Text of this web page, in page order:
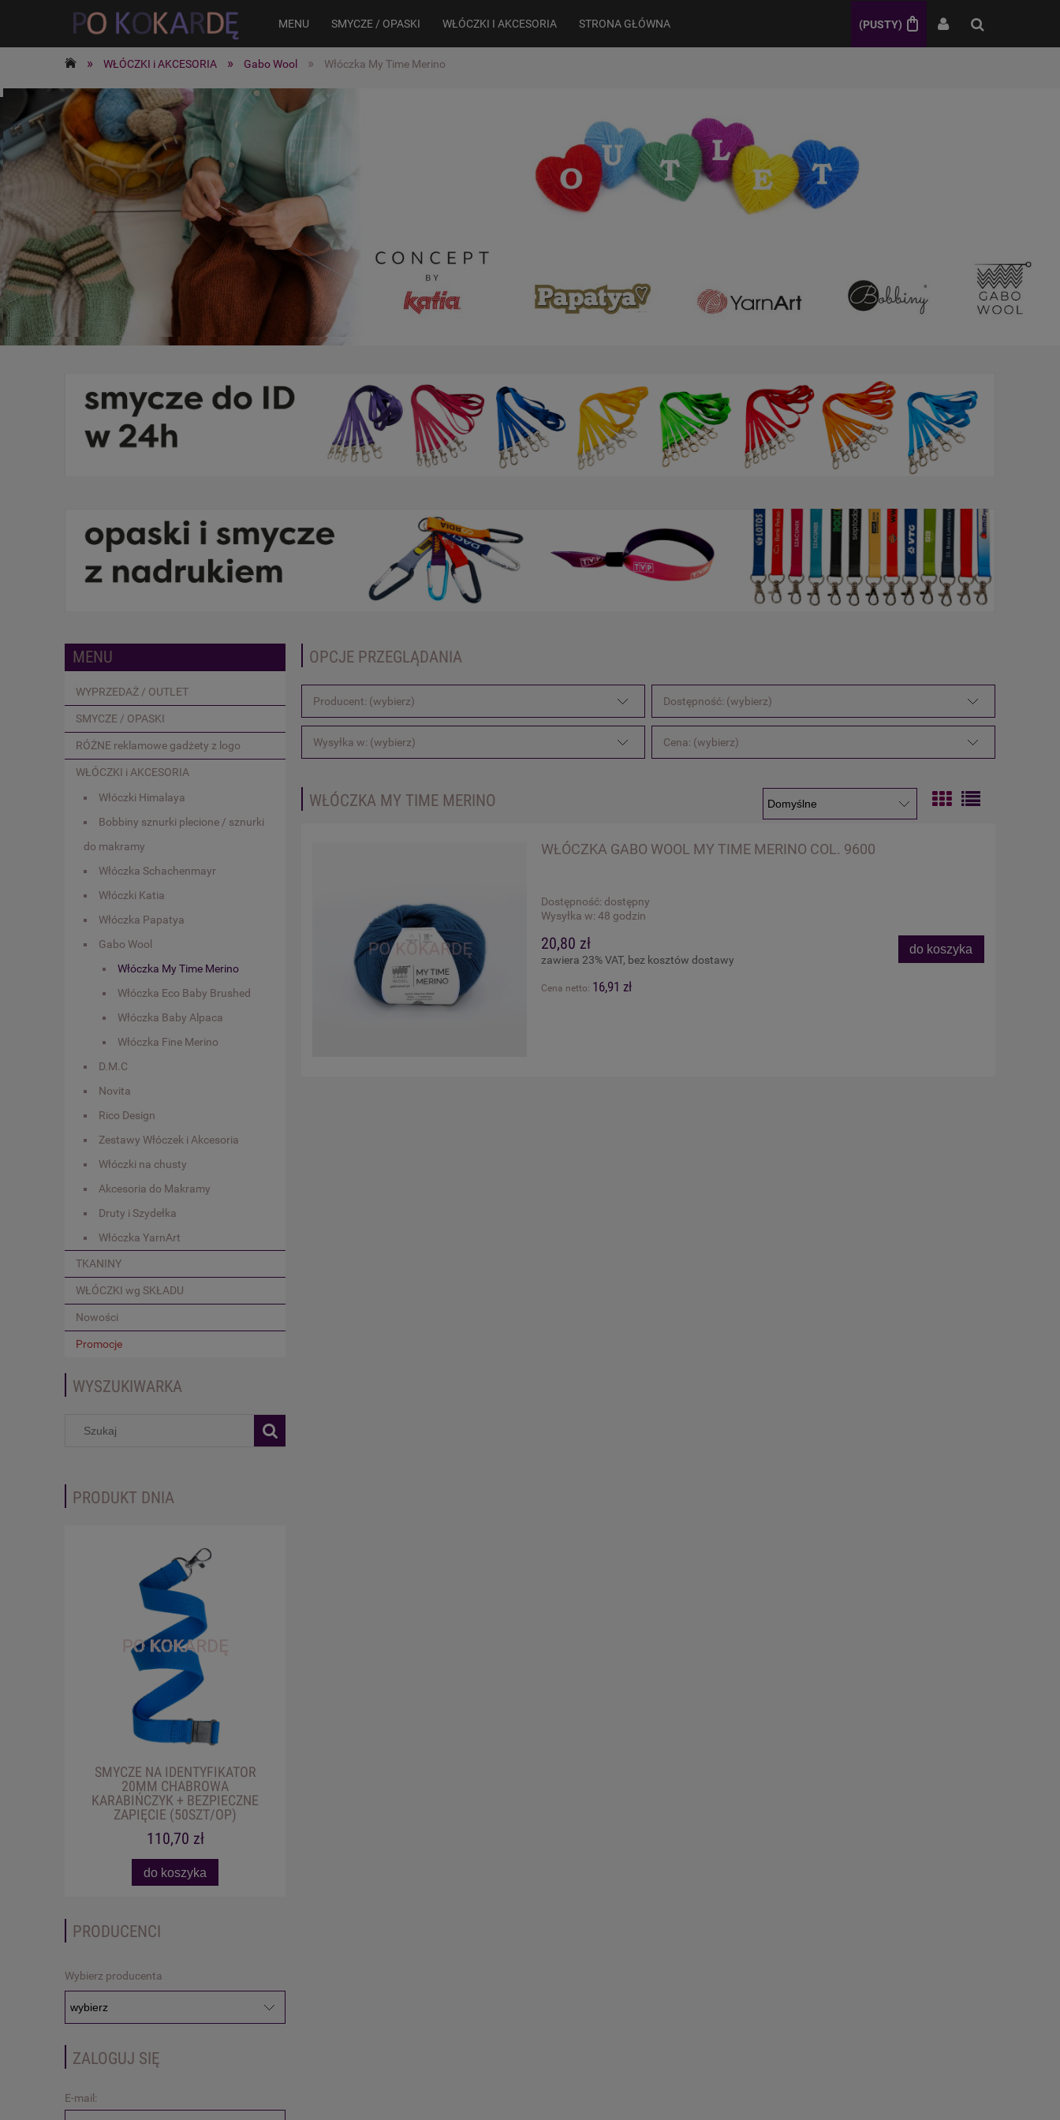
(PUSTY)
MENU SMYCZE / OPASKI WŁÓCZKI I AKCESORIA STRONA GŁÓWNA
» WŁÓCZKI i AKCESORIA » Gabo Wool » Włóczka My Time Merino
MENU
WYPRZEDAŻ / OUTLET
SMYCZE / OPASKI
RÓŻNE reklamowe gadżety z logo
WŁÓCZKI i AKCESORIA
Włóczki Himalaya
Bobbiny sznurki plecione / sznurki
do makramy
Włóczka Schachenmayr
Włóczki Katia
Włóczka Papatya
Gabo Wool
Włóczka My Time Merino
Włóczka Eco Baby Brushed
Włóczka Baby Alpaca
Włóczka Fine Merino
D.M.C
Novita
Rico Design
Zestawy Włóczek i Akcesoria
Włóczki na chusty
Akcesoria do Makramy
Druty i Szydełka
Włóczka YarnArt
TKANINY
WŁÓCZKI wg SKŁADU
Nowości
Promocje
WYSZUKIWARKA
PRODUKT DNIA
SMYCZE NA IDENTYFIKATOR
20MM CHABROWA
KARABIŃCZYK + BEZPIECZNE
ZAPIĘCIE (50SZT/OP)
110,70 zł
do koszyka
PRODUCENCI
Wybierz producenta
ZALOGUJ SIĘ
E-mail:
OPCJE PRZEGLĄDANIA
Producent: (wybierz) Dostępność: (wybierz)
Wysyłka w: (wybierz) Cena: (wybierz)
WŁÓCZKA MY TIME MERINO
WŁÓCZKA GABO WOOL MY TIME MERINO COL. 9600
Dostępność: dostępny
Wysyłka w: 48 godzin
20,80 zł
zawiera 23% VAT, bez kosztów dostawy
Cena netto: 16,91 zł
do koszyka